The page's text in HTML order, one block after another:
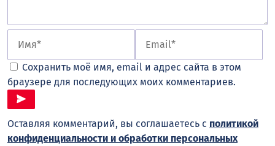
Сохранить моё имя, email и адрес сайта в этом
браузере для последующих моих комментариев.
Оставляя комментарий, вы соглашаетесь с политикой
конфиденциальности и обработки персональных